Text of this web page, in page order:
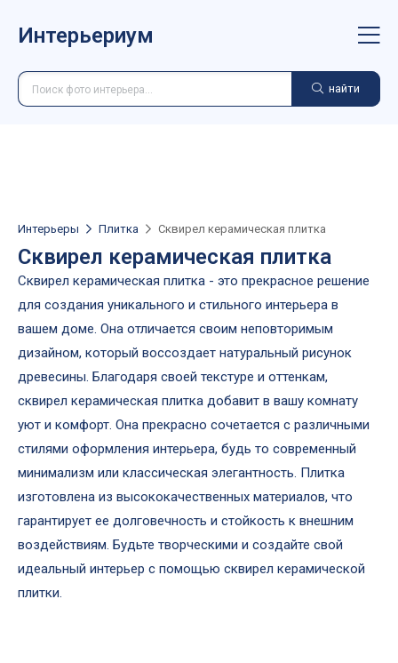
Интерьериум
найти
Интерьеры Плитка Сквирел керамическая плитка
Сквирел керамическая плитка
Сквирел керамическая плитка - это прекрасное решение
для создания уникального и стильного интерьера в
вашем доме. Она отличается своим неповторимым
дизайном, который воссоздает натуральный рисунок
древесины. Благодаря своей текстуре и оттенкам,
сквирел керамическая плитка добавит в вашу комнату
уют и комфорт. Она прекрасно сочетается с различными
стилями оформления интерьера, будь то современный
минимализм или классическая элегантность. Плитка
изготовлена из высококачественных материалов, что
гарантирует ее долговечность и стойкость к внешним
воздействиям. Будьте творческими и создайте свой
идеальный интерьер с помощью сквирел керамической
плитки.